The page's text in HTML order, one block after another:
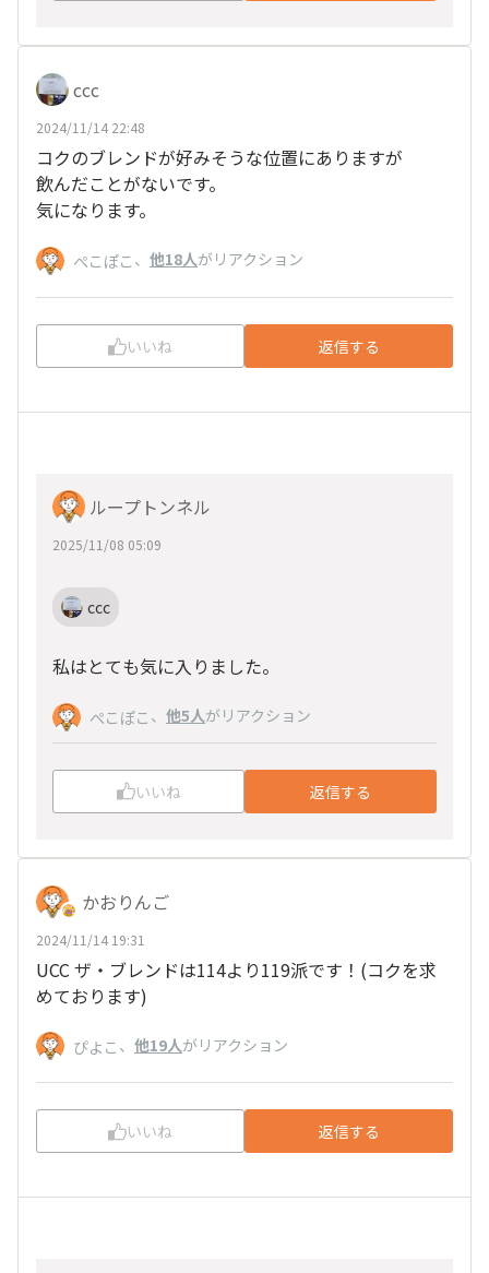
ccc
2024/11/14 22:48
コクのブレンドが好みそうな位置にありますが
飲んだことがないです。
気になります。
ぺこぽこ 、 他18人がリアクション
いいね 返信する
ループトンネル
2025/11/08 05:09
ccc
私はとても気に入りました。
ぺこぽこ 、 他5人がリアクション
いいね 返信する
かおりんご
2024/11/14 19:31
UCC ザ・ブレンドは114より119派です！(コクを求
めております)
ぴよこ 、 他19人がリアクション
いいね 返信する